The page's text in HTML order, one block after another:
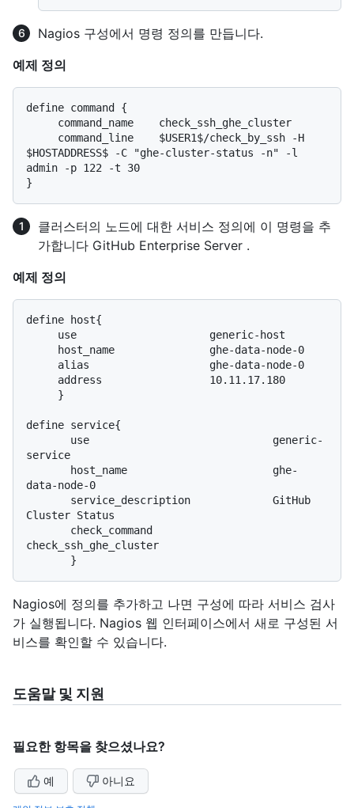
Nagios 구성에서 명령 정의를 만듭니다.
예제 정의
define command {
$HOSTADDRESS$ -C "ghe-cluster-status -n" -l
admin -p 122 -t 30
클러스터의 노드에 대한 서비스 정의에 이 명령을 추
가합니다 GitHub Enterprise Server .
예제 정의
define host{
define service{
service
data-node-0
Cluster Status
check_ssh_ghe_cluster
Nagios에 정의를 추가하고 나면 구성에 따라 서비스 검사
가 실행됩니다. Nagios 웹 인터페이스에서 새로 구성된 서
비스를 확인할 수 있습니다.
도움말 및 지원
필요한 항목을 찾으셨나요?
예 아니요